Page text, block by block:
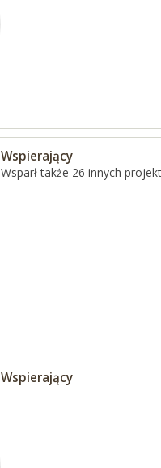
Wspierający
Wsparł także 26 innych
Wspierający